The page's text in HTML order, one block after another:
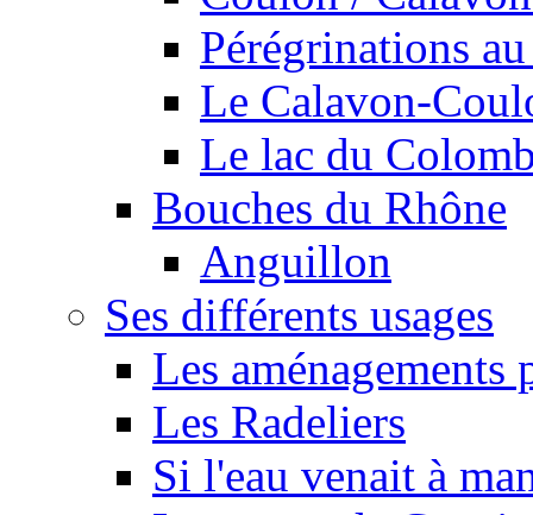
Pérégrinations
Le Calavon-
Le lac du
Bouches du Rhône
Anguillon
Ses différents usages
Les
Les Radeliers
Si l'eau venait à